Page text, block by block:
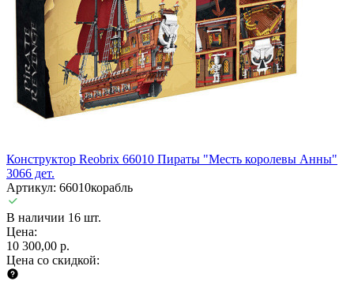
Конструктор Reobrix 66010 Пираты "Месть королевы Анны"
3066 дет.
Артикул: 66010корабль
В наличии 16 шт.
Цена:
10 300,00 р.
Цена со скидкой: